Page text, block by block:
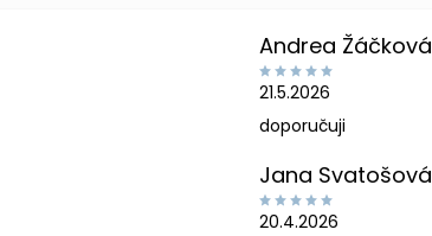
Andrea Žáčková
21.5.2026
doporučuji
Jana Svatošová
20.4.2026